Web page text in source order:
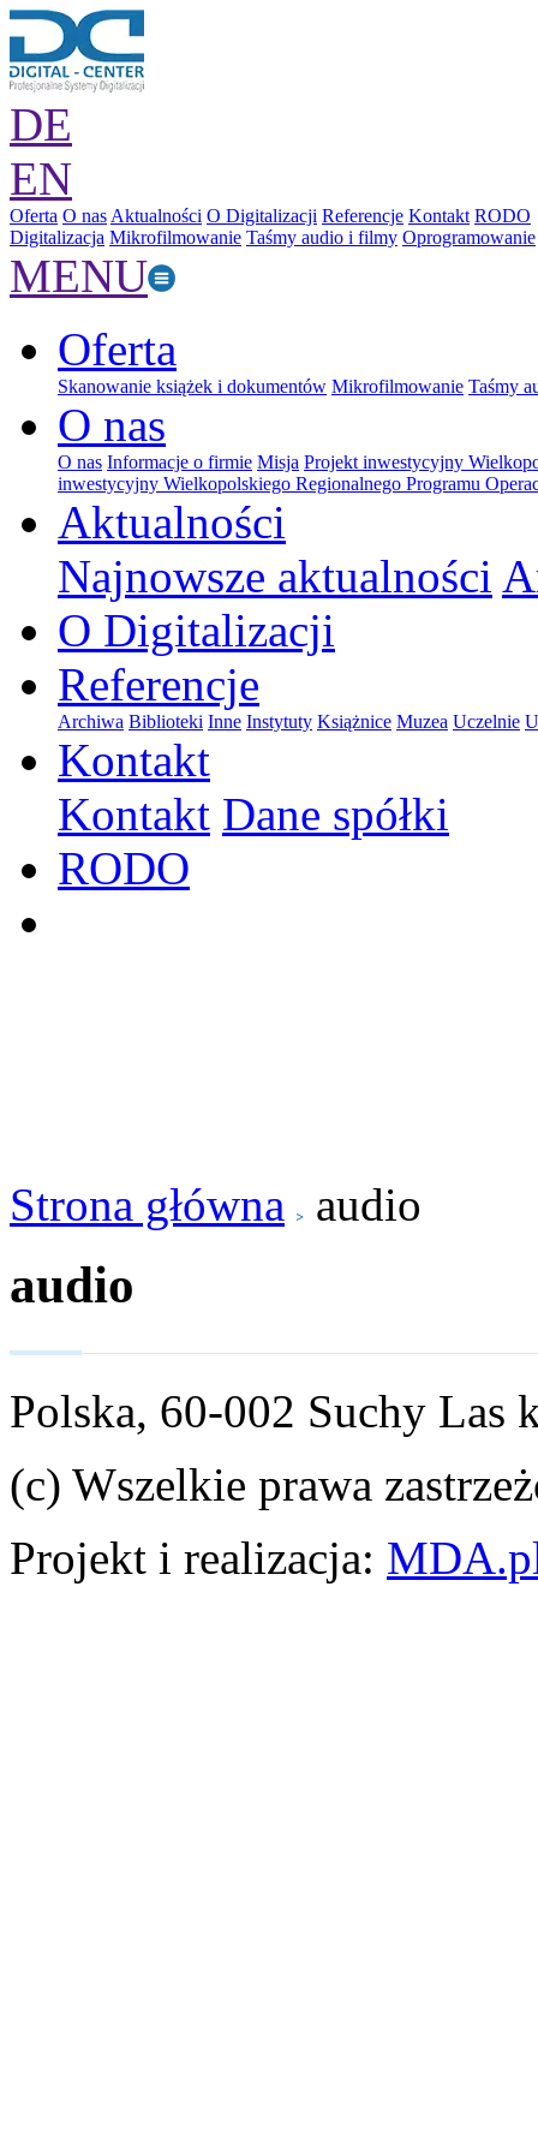
DE
EN
Oferta O nas Aktualności O Digitalizacji Referencje Kontakt RODO
Digitalizacja Mikrofilmowanie Taśmy audio i filmy Oprogramowanie
MENU
Oferta
Skanowanie książek i dokumentów Mikrofilmowanie Taśmy
O nas
O nas Informacje o firmie Misja Projekt inwestycyjny
inwestycyjny Wielkopolskiego Regionalnego Programu
Aktualności
Najnowsze aktualności
O Digitalizacji
Referencje
Archiwa Biblioteki Inne Instytuty Książnice Muzea Uczelnie
Kontakt
Kontakt Dane spółki
RODO
Strona główna audio
audio
Polska, 60-002 Suchy Las
(c) Wszelkie prawa
Projekt i realizacja: